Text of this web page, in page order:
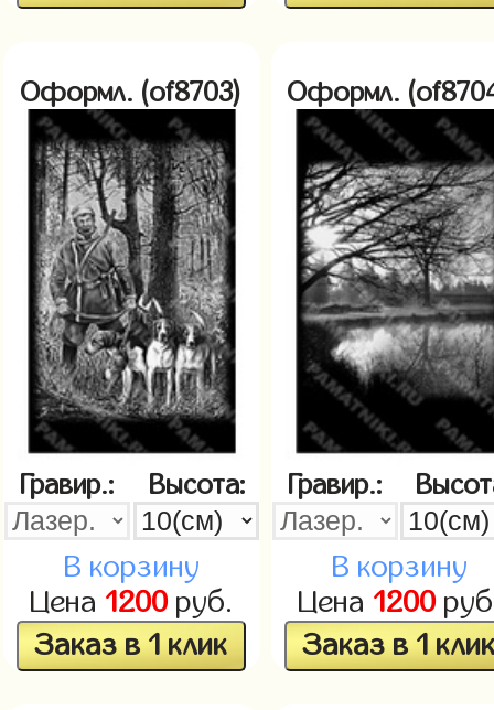
Оформл. (of8703)
Гравир.: Высота:
В корзину
Цена 1200руб.
Заказ в 1 клик
Оформл.
Гравир.:
В корзину
Цена 1200
Заказ в 1